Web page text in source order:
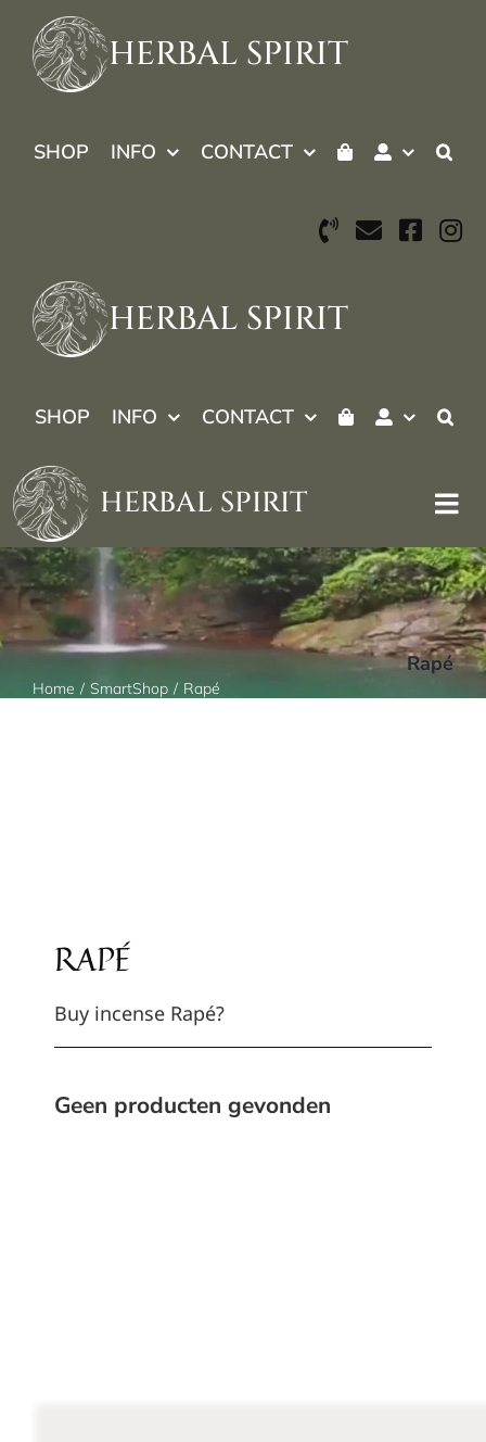
content
HERBAL SPIRIT
SHOP INFO CONTACT
HERBAL SPIRIT
SHOP INFO CONTACT
HERBAL SPIRIT
Rapé
Home SmartShop Rapé
RAPÉ
Buy incense Rapé?
Geen producten gevonden